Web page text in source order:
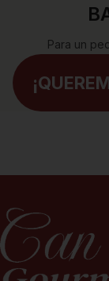
Para un